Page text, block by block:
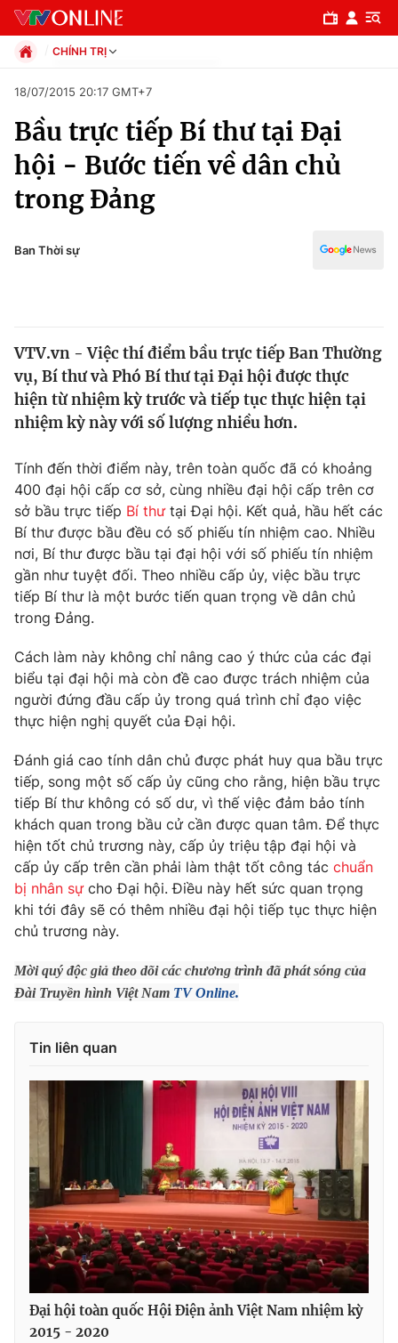
Chuyên mục
Chính trị
Thế giới
Tin tức
Thế giới đó đây
Câu chuyện quốc tế
Kinh tế
Tài chính
Thị trường
Góc doanh nghiệp
Dữ liệu và đời sống
Truyền hình
Phim VTV
Hậu trường
Nhân vật
Khán giả
Giải sao mai
Giải trí
Điện ảnh
Âm nhạc
Sao
Du lịch
Làm đẹp
Chất lượng cuộc sống
Giáo dục
Tuyển sinh
Học trực tuyến
Hitech Công nghệ tương lai
Sản phẩm
Thị trường
Tư vấn
Giao lưu trực tuyến
Lịch phát sóng
Chuyên mục khác
Photo Infographic
Video
VTV Money VTV Thể thao
VTV Sức khoẻ Bất động sản
Thị trường 24h Tấm lòng Việt
VTV4 Vươn mình bằng AI
VTV9 VTV8
CHÍNH TRỊ
Xã hội
Pháp luật
Kinh tế
Thể thao
Truyền hình
Văn hóa - Giải trí
Đời sống
18/07/2015 20:17 GMT+7
Bầu trực tiếp Bí thư tại Đại
hội - Bước tiến về dân chủ
trong Đảng
Ban Thời sự
VTV.vn - Việc thí điểm bầu trực tiếp Ban Thường
vụ, Bí thư và Phó Bí thư tại Đại hội được thực
hiện từ nhiệm kỳ trước và tiếp tục thực hiện tại
nhiệm kỳ này với số lượng nhiều hơn.
Tính đến thời điểm này, trên toàn quốc đã có khoảng
400 đại hội cấp cơ sở, cùng nhiều đại hội cấp trên cơ
sở bầu trực tiếp Bí thưtại Đại hội. Kết quả, hầu hết các
Bí thư được bầu đều có số phiếu tín nhiệm cao. Nhiều
nơi, Bí thư được bầu tại đại hội với số phiếu tín nhiệm
gần như tuyệt đối. Theo nhiều cấp ủy, việc bầu trực
tiếp Bí thư là một bước tiến quan trọng về dân chủ
trong Đảng.
Cách làm này không chỉ nâng cao ý thức của các đại
biểu tại đại hội mà còn đề cao được trách nhiệm của
người đứng đầu cấp ủy trong quá trình chỉ đạo việc
thực hiện nghị quyết của Đại hội.
Đánh giá cao tính dân chủ được phát huy qua bầu trực
tiếp, song một số cấp ủy cũng cho rằng, hiện bầu trực
tiếp Bí thư không có số dư, vì thế việc đảm bảo tính
khách quan trong bầu cử cần được quan tâm. Để thực
hiện tốt chủ trương này, cấp ủy triệu tập đại hội và
cấp ủy cấp trên cần phải làm thật tốt công tác chuẩn
bị nhân sựcho Đại hội. Điều này hết sức quan trọng
khi tới đây sẽ có thêm nhiều đại hội tiếp tục thực hiện
chủ trương này.
Mời quý độc giả theo dõi các chương trình đã phát sóng của
Đài Truyền hình Việt Nam TV Online.
Tin liên quan
Đại hội toàn quốc Hội Điện ảnh Việt Nam nhiệm kỳ
2015 - 2020